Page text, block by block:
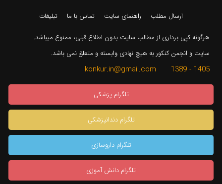
ارسال مطلب راهنمای سایت تماس با ما تبلیغات
هرگونه کپی برداری از مطالب سایت بدون اطلاع قبلی، ممنوع میباشد.
سایت و انجمن کنکور به هیچ نهادی وابسته و متعلق نمی باشد.
1405 - 1389 konkur.in@gmail.com
تلگرام پزشکی
تلگرام دندانپزشکی
تلگرام داروسازی
تلگرام دانش آموزی